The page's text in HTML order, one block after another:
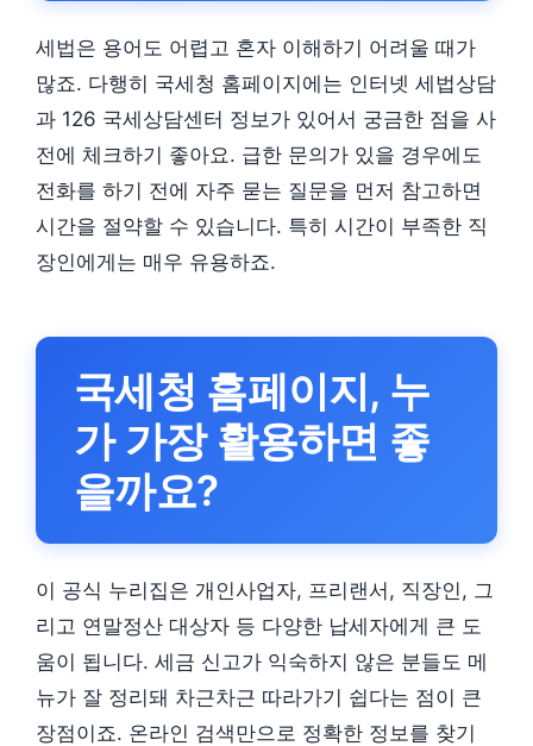
세법은 용어도 어렵고 혼자 이해하기 어려울 때가
많죠. 다행히 국세청 홈페이지에는 인터넷 세법상담
과 126 국세상담센터 정보가 있어서 궁금한 점을 사
전에 체크하기 좋아요. 급한 문의가 있을 경우에도
전화를 하기 전에 자주 묻는 질문을 먼저 참고하면
시간을 절약할 수 있습니다. 특히 시간이 부족한 직
장인에게는 매우 유용하죠.
국세청 홈페이지, 누
가 가장 활용하면 좋
을까요?
이 공식 누리집은 개인사업자, 프리랜서, 직장인, 그
리고 연말정산 대상자 등 다양한 납세자에게 큰 도
움이 됩니다. 세금 신고가 익숙하지 않은 분들도 메
뉴가 잘 정리돼 차근차근 따라가기 쉽다는 점이 큰
장점이죠. 온라인 검색만으로 정확한 정보를 찾기